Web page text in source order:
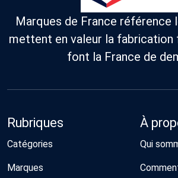
Marques de France référence
mettent en valeur la fabrication
font la France de
Rubriques
Catégories
Marques
À
Qui